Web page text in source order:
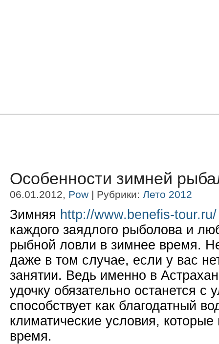
Особенности зимней
06.01.2012, Pow | Рубрики: Лето 2012
Зимняя http://www.benefis-tour.ru/
каждого заядлого рыболова и
рыбной ловли в зимнее время.
даже в том случае, если у вас
занятии. Ведь именно в
удочку обязательно останется с
способствует как благодатный
климатические условия,
время.